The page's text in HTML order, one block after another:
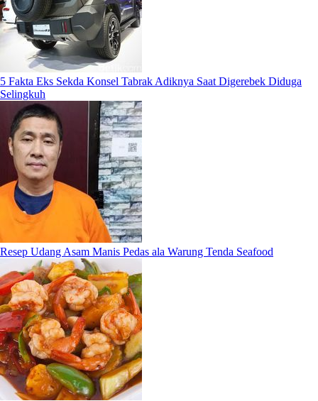
5 Fakta Eks Sekda Konsel Tabrak Adiknya Saat Digerebek Diduga
Selingkuh
Resep Udang Asam Manis Pedas ala Warung Tenda Seafood